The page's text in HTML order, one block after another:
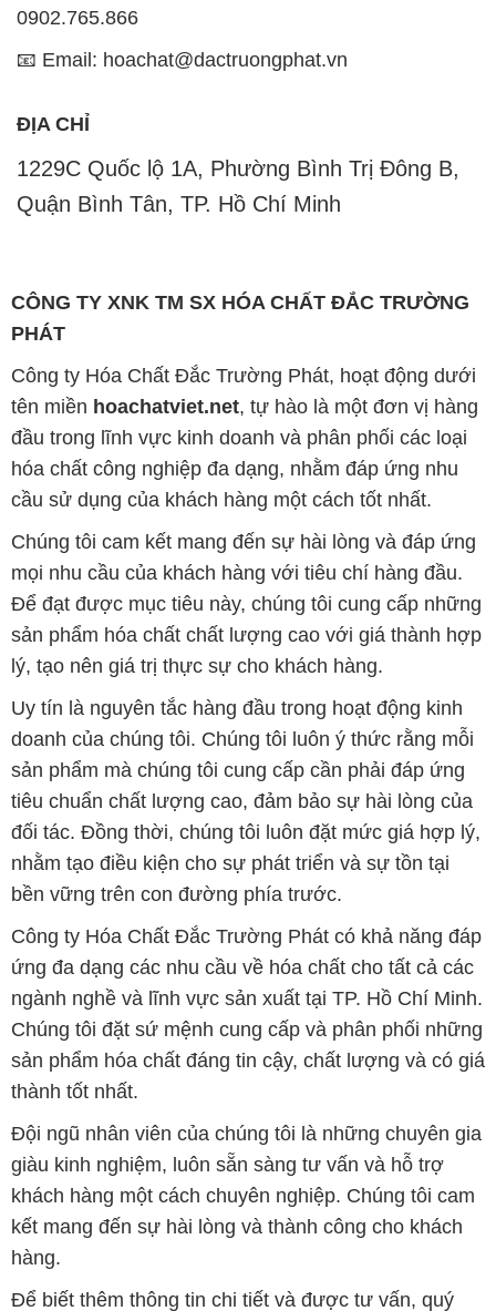
0902.765.866
📧 Email: hoachat@dactruongphat.vn
ĐỊA CHỈ
1229C Quốc lộ 1A, Phường Bình Trị Đông B,
Quận Bình Tân, TP. Hồ Chí Minh
CÔNG TY XNK TM SX HÓA CHẤT ĐẮC TRƯỜNG
PHÁT
Công ty Hóa Chất Đắc Trường Phát, hoạt động dưới
tên miền hoachatviet.net, tự hào là một đơn vị hàng
đầu trong lĩnh vực kinh doanh và phân phối các loại
hóa chất công nghiệp đa dạng, nhằm đáp ứng nhu
cầu sử dụng của khách hàng một cách tốt nhất.
Chúng tôi cam kết mang đến sự hài lòng và đáp ứng
mọi nhu cầu của khách hàng với tiêu chí hàng đầu.
Để đạt được mục tiêu này, chúng tôi cung cấp những
sản phẩm hóa chất chất lượng cao với giá thành hợp
lý, tạo nên giá trị thực sự cho khách hàng.
Uy tín là nguyên tắc hàng đầu trong hoạt động kinh
doanh của chúng tôi. Chúng tôi luôn ý thức rằng mỗi
sản phẩm mà chúng tôi cung cấp cần phải đáp ứng
tiêu chuẩn chất lượng cao, đảm bảo sự hài lòng của
đối tác. Đồng thời, chúng tôi luôn đặt mức giá hợp lý,
nhằm tạo điều kiện cho sự phát triển và sự tồn tại
bền vững trên con đường phía trước.
Công ty Hóa Chất Đắc Trường Phát có khả năng đáp
ứng đa dạng các nhu cầu về hóa chất cho tất cả các
ngành nghề và lĩnh vực sản xuất tại TP. Hồ Chí Minh.
Chúng tôi đặt sứ mệnh cung cấp và phân phối những
sản phẩm hóa chất đáng tin cậy, chất lượng và có giá
thành tốt nhất.
Đội ngũ nhân viên của chúng tôi là những chuyên gia
giàu kinh nghiệm, luôn sẵn sàng tư vấn và hỗ trợ
khách hàng một cách chuyên nghiệp. Chúng tôi cam
kết mang đến sự hài lòng và thành công cho khách
hàng.
Để biết thêm thông tin chi tiết và được tư vấn, quý